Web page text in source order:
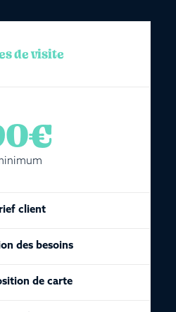
de visite
client
des besoins
de carte